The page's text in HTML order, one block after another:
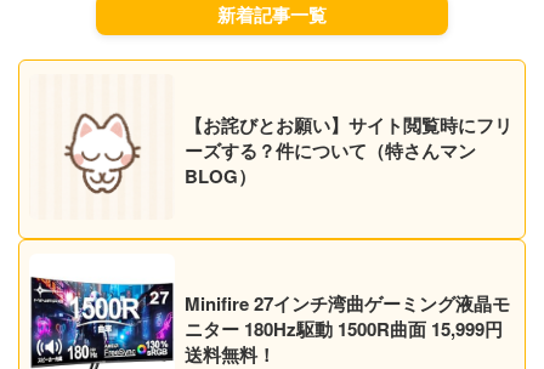
新着記事一覧
【お詫びとお願い】サイト閲覧時にフリ
ーズする？件について（特さんマン
BLOG）
Minifire 27インチ湾曲ゲーミング液晶モ
ニター 180Hz駆動 1500R曲面 15,999円
送料無料！